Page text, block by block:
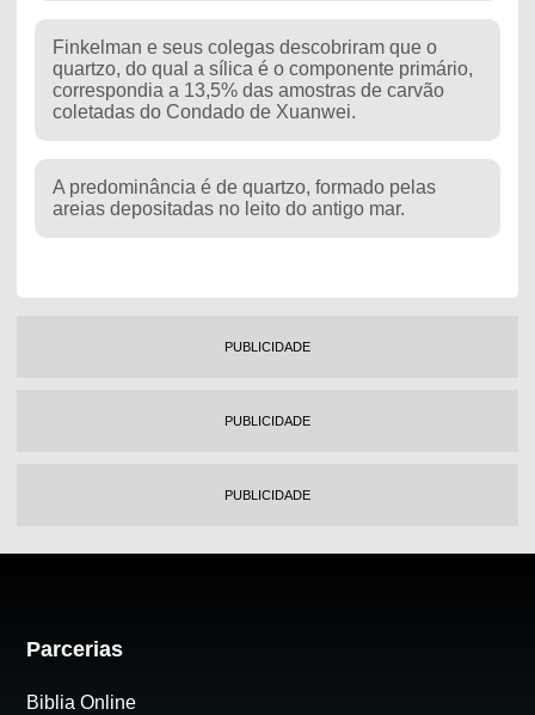
Finkelman e seus colegas descobriram que o
quartzo, do qual a sílica é o componente primário,
correspondia a 13,5% das amostras de carvão
coletadas do Condado de Xuanwei.
A predominância é de quartzo, formado pelas
areias depositadas no leito do antigo mar.
PUBLICIDADE
PUBLICIDADE
PUBLICIDADE
Parcerias
Biblia Online